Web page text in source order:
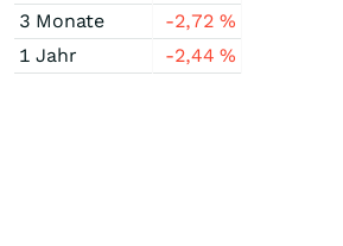
3 Monate
-2,72%
1 Jahr
-2,44%